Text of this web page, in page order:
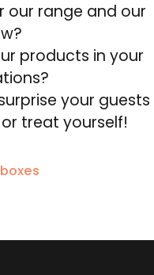
our range and our
products in your
your guests
treat yourself!